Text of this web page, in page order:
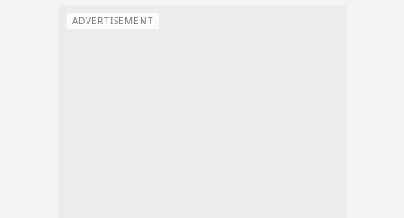
ADVERTISEMENT